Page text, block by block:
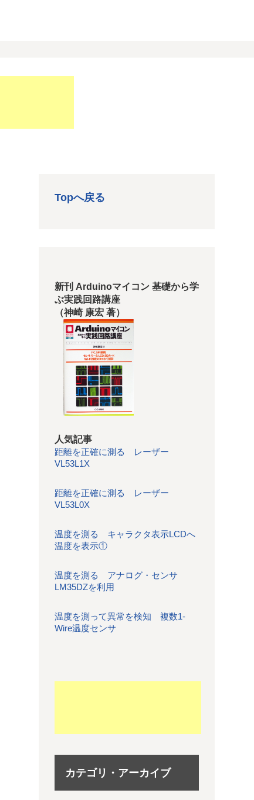
Topへ戻る
新刊 Arduinoマイコン 基礎から学
ぶ実践回路講座
（神崎 康宏 著）
人気記事
距離を正確に測る レーザー
VL53L1X
距離を正確に測る レーザー
VL53L0X
温度を測る キャラクタ表示LCDへ
温度を表示①
温度を測る アナログ・センサ
LM35DZを利用
温度を測って異常を検知 複数1-
Wire温度センサ
カテゴリ・アーカイブ